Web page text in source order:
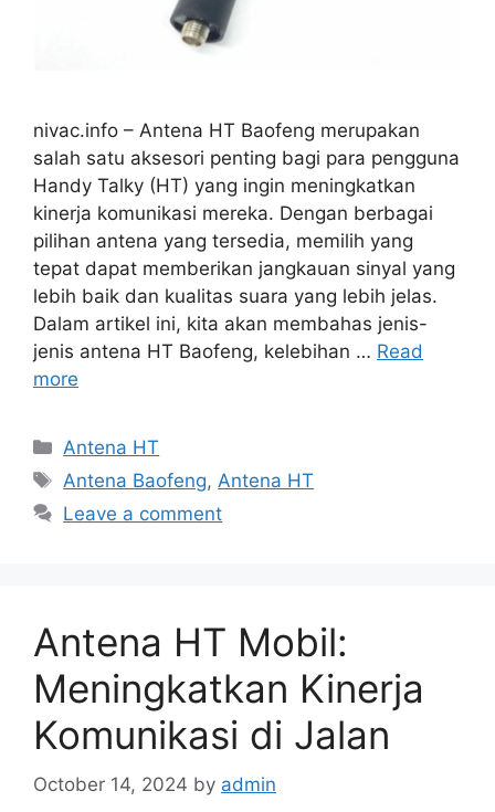
nivac.info – Antena HT Baofeng merupakan
salah satu aksesori penting bagi para pengguna
Handy Talky (HT) yang ingin meningkatkan
kinerja komunikasi mereka. Dengan berbagai
pilihan antena yang tersedia, memilih yang
tepat dapat memberikan jangkauan sinyal yang
lebih baik dan kualitas suara yang lebih jelas.
Dalam artikel ini, kita akan membahas jenis-
jenis antena HT Baofeng, kelebihan … Read
more
Categories
Antena HT
Tags
Antena Baofeng,Antena HT
Leave a comment
Antena HT Mobil:
Meningkatkan Kinerja
Komunikasi di Jalan
October 14, 2024 by admin